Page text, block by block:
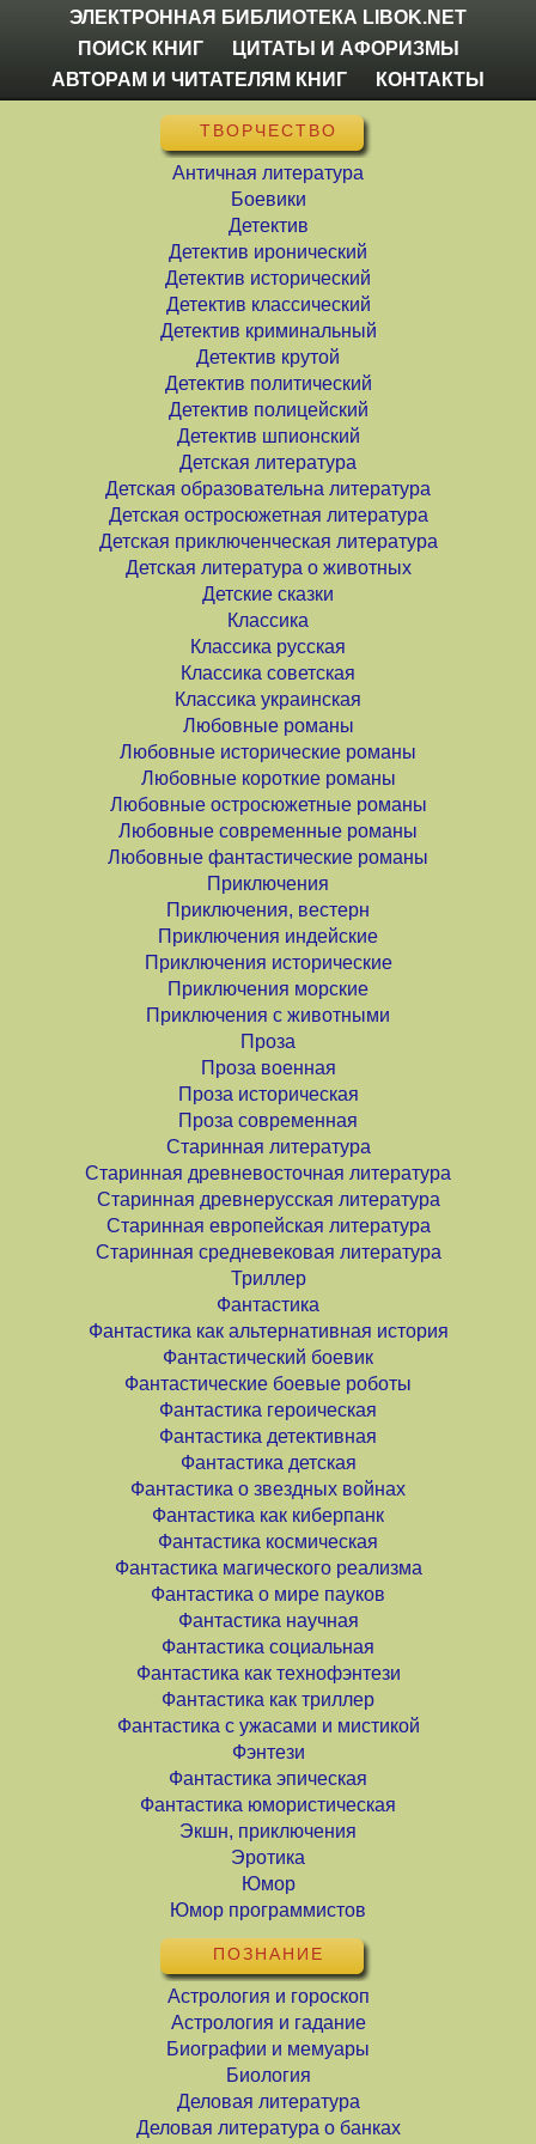
ЭЛЕКТРОННАЯ БИБЛИОТЕКА LIBOK.NET
ПОИСК КНИГ
ЦИТАТЫ И АФОРИЗМЫ
АВТОРАМ И ЧИТАТЕЛЯМ КНИГ
КОНТАКТЫ
ТВОРЧЕСТВО
Античная литература
Боевики
Детектив
Детектив иронический
Детектив исторический
Детектив классический
Детектив криминальный
Детектив крутой
Детектив политический
Детектив полицейский
Детектив шпионский
Детская литература
Детская образовательна литература
Детская остросюжетная литература
Детская приключенческая литература
Детская литература о животных
Детские сказки
Классика
Классика русская
Классика советская
Классика украинская
Любовные романы
Любовные исторические романы
Любовные короткие романы
Любовные остросюжетные романы
Любовные современные романы
Любовные фантастические романы
Приключения
Приключения, вестерн
Приключения индейские
Приключения исторические
Приключения морские
Приключения с животными
Проза
Проза военная
Проза историческая
Проза современная
Старинная литература
Старинная древневосточная литература
Старинная древнерусская литература
Старинная европейская литература
Старинная средневековая литература
Триллер
Фантастика
Фантастика как альтернативная история
Фантастический боевик
Фантастические боевые роботы
Фантастика героическая
Фантастика детективная
Фантастика детская
Фантастика о звездных войнах
Фантастика как киберпанк
Фантастика космическая
Фантастика магического реализма
Фантастика о мире пауков
Фантастика научная
Фантастика социальная
Фантастика как технофэнтези
Фантастика как триллер
Фантастика с ужасами и мистикой
Фэнтези
Фантастика эпическая
Фантастика юмористическая
Экшн, приключения
Эротика
Юмор
Юмор программистов
ПОЗНАНИЕ
Астрология и гороскоп
Астрология и гадание
Биографии и мемуары
Биология
Деловая литература
Деловая литература о банках